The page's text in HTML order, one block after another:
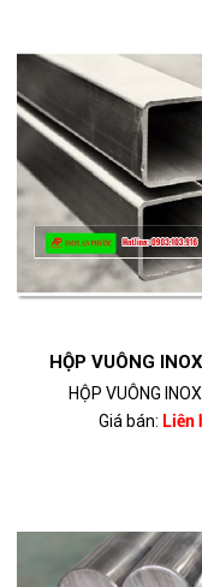
HỘP VUÔNG
HỘP VUÔNG
Giá bán: Liên